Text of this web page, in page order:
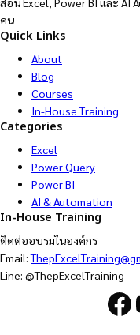
คน
Quick Links
About
Blog
Courses
In-House Training
Categories
Excel
Power Query
Power BI
AI & Automation
In-House Training
ติดต่ออบรมในองค์กร
Email:
Line: @ThepExcelTraining
Facebook